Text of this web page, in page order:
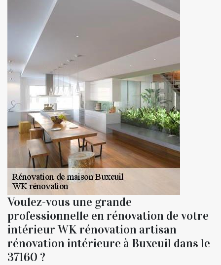
Voulez-vous une grande
professionnelle en rénovation de votre
intérieur WK rénovation artisan
rénovation intérieure à Buxeuil dans le
37160 ?